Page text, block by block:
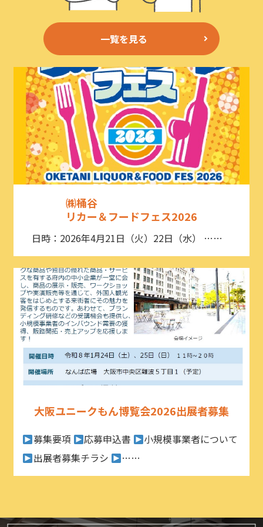
一覧を見る
㈱桶谷
リカー＆フードフェス2026
日時：2026年4月21日（火）22日（水） ……
大阪ユニークもん博覧会2026出展者募集
募集要項 応募申込書
小規模事業者について
出展者募集チラシ
……